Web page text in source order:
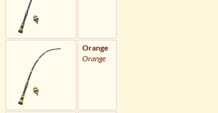
Orange
Orange